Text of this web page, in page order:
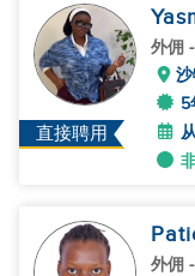
直接聘用
外佣
5
外佣